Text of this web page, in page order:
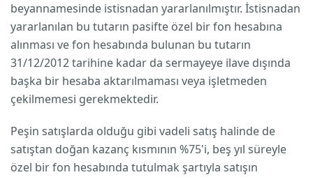
beyannamesinde istisnadan yararlanılmıştır. İstisnadan
yararlanılan bu tutarın pasifte özel bir fon hesabına
alınması ve fon hesabında bulunan bu tutarın
31/12/2012 tarihine kadar da sermayeye ilave dışında
başka bir hesaba aktarılmaması veya işletmeden
çekilmemesi gerekmektedir.
Peşin satışlarda olduğu gibi vadeli satış halinde de
satıştan doğan kazanç kısmının %75'i, beş yıl süreyle
özel bir fon hesabında tutulmak şartıyla satışın